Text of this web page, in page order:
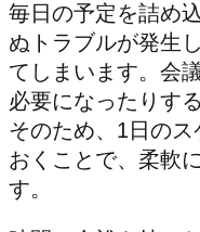
毎日の予定を詰め
ぬトラブルが発生
てしまいます。会
必要になったりす
そのため、1日の
おくことで、柔軟
す。